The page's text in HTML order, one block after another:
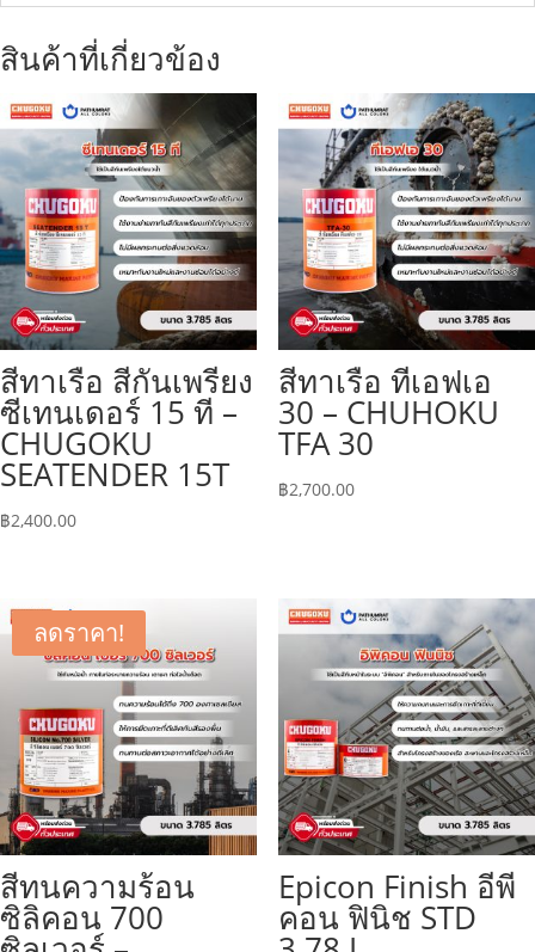
สินค้าที่เกี่ยวข้อง
สีทาเรือ สีกันเพรียง
ซีเทนเดอร์ 15 ที –
CHUGOKU
SEATENDER 15T
฿2,400.00
สีทาเรือ ทีเอฟเอ
30 – CHUHOKU
TFA 30
฿2,700.00
ลดราคา!
สีทนความร้อน
ซิลิคอน 700
Epicon Finish อีพี
คอน ฟินิช STD